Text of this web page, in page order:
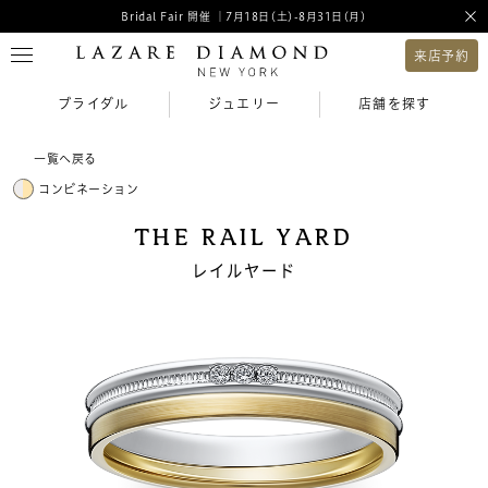
Bridal Fair 開催 ｜7月18日(土)-8月31日(月)
来店予約
ブライダル ジュエリー 店舗を探す
一覧へ戻る
コンビネーション
THE RAIL YARD
レイルヤード